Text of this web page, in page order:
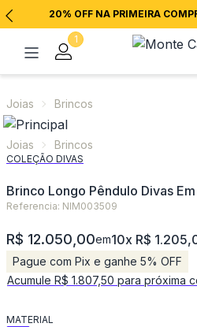
20% OFF NA PRIMEIRA
1
Joias Brincos
Joias Brincos
COLEÇÃO DIVAS
Brinco Longo Pêndulo Divas
Referencia: NIM003509
R$ 12.050,00em10x R$
Pague com Pix e ganhe 5% OFF
Acumule R$ 1.807,50 para próxima
MATERIAL